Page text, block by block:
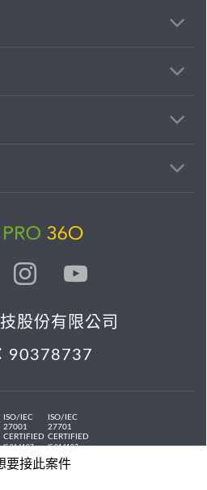
要接此案件
股份有限公司
90378737
ISO/IEC
27001
CERTIFIED
IS 814197
ISO/IEC
27701
CERTIFIED
IS 814197
All rights reserved.